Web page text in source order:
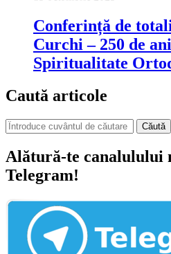
Conferință de
Curchi – 250 de
Spiritualitate
Caută articole
Căută
Alătură-te canalulului
Telegram!